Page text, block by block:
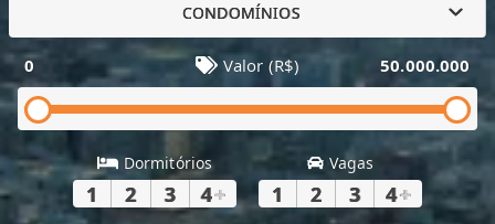
CONDOMÍNIOS
0 Valor (R$) 50.000.000
Dormitórios
1 2 3 4+
Vagas
1 2 3 4+